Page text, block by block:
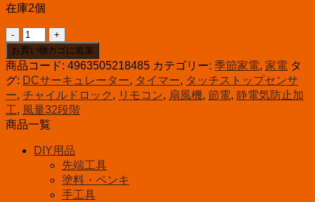
在庫2個
ト
ヨ
ト
ミ
DC
ハ
イ
ジ
お買い物カゴに追加
商品コード: 4963505218485 カテゴリー: 季節家電, 家電 タ
グ: DCサーキュレーター, タイマー, タッチストップセンサ
ー, チャイルドロック , リモコン, 扇風機, 節電, 静電気防止加
工, 風量32段階
商品一覧
DIY用品
先端工具
塗料・ペンキ
手工具